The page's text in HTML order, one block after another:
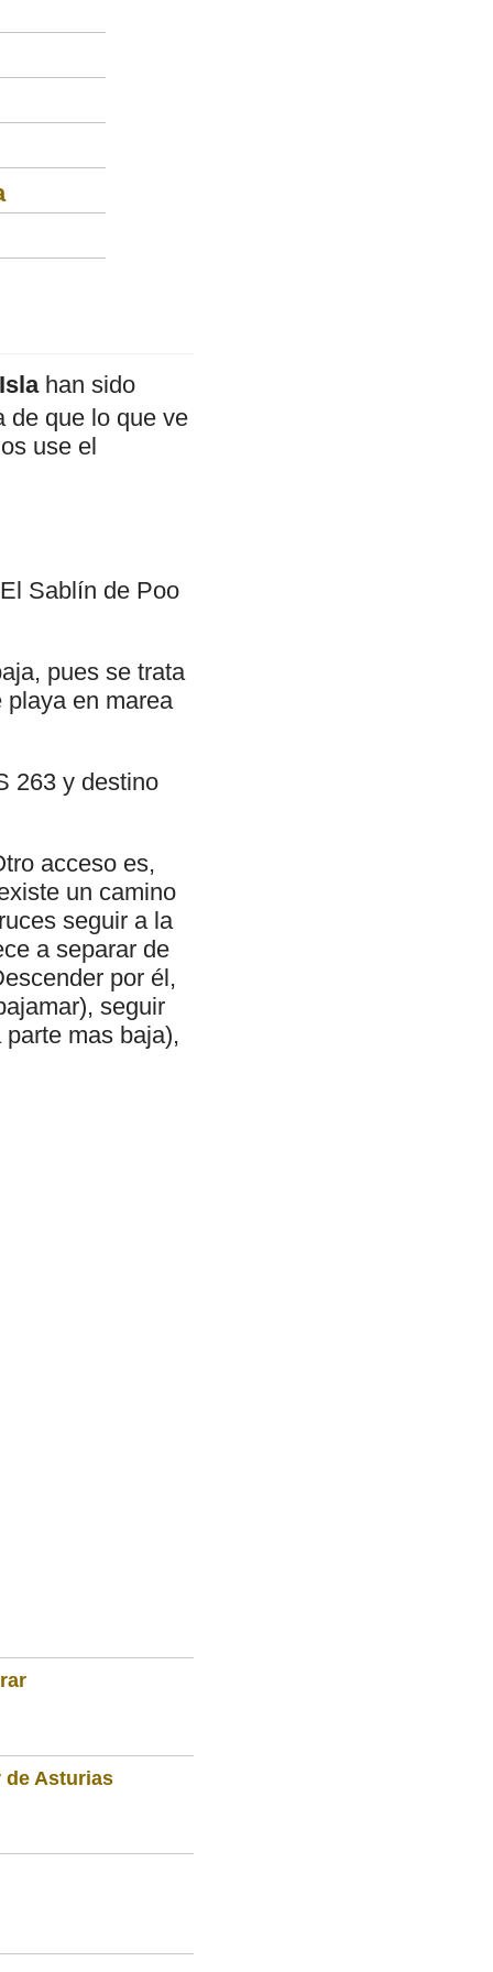
han sido
de que lo que ve
use el
Sablín de Poo
pues se trata
playa en marea
263 y destino
acceso es,
un camino
seguir a la
a separar de
por él,
seguir
mas baja),
de Asturias